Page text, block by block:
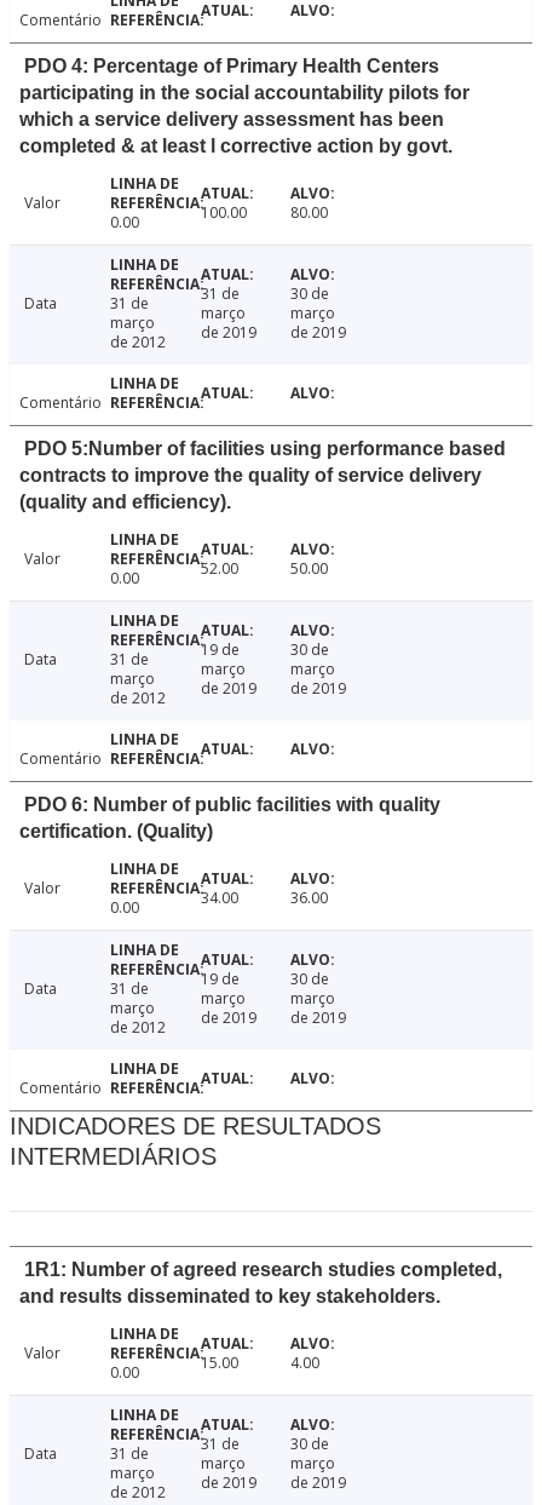
Comentário
PDO 4: Percentage of Primary Health Centers
participating in the social accountability pilots for
which a service delivery assessment has been
completed & at least l corrective action by govt.
Valor
0.00
100.00 80.00
Data
31 de
março
de 2012
31 de
março
de 2019
30 de
março
de 2019
Comentário
PDO 5:Number of facilities using performance based
contracts to improve the quality of service delivery
(quality and efficiency).
Valor
0.00
52.00 50.00
Data
31 de
março
de 2012
19 de
março
de 2019
30 de
março
de 2019
Comentário
PDO 6: Number of public facilities with quality
certification. (Quality)
Valor
0.00
34.00 36.00
Data
31 de
março
de 2012
19 de
março
de 2019
30 de
março
de 2019
Comentário
INDICADORES DE RESULTADOS
INTERMEDIÁRIOS
1R1: Number of agreed research studies completed,
and results disseminated to key stakeholders.
Valor
0.00
15.00 4.00
Data
31 de
março
de 2012
31 de
março
de 2019
30 de
março
de 2019